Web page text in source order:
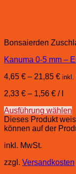
Bonsaierden
Kanuma 0-5 mm –
4,65 € – 21,85 € inkl.
2,33 € – 1,56 € /
Ausführung wählen
Dieses Produkt
können auf der
inkl. MwSt.
zzgl. Versandkosten